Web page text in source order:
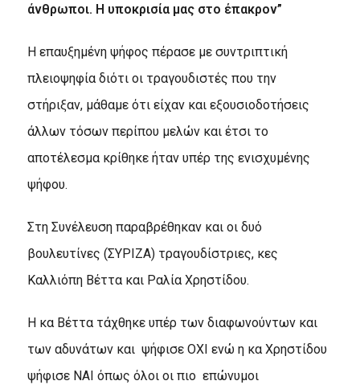
άνθρωποι. Η υποκρισία μας στο έπακρον”
Η επαυξημένη ψήφος πέρασε με συντριπτική
πλειοψηφία διότι οι τραγουδιστές που την
στήριξαν, μάθαμε ότι είχαν και εξουσιοδοτήσεις
άλλων τόσων περίπου μελών και έτσι το
αποτέλεσμα κρίθηκε ήταν υπέρ της ενισχυμένης
ψήφου.
Στη Συνέλευση παραβρέθηκαν και οι δυό
βουλευτίνες (ΣΥΡΙΖΑ) τραγουδίστριες, κες
Καλλιόπη Βέττα και Ραλία Χρηστίδου.
Η κα Βέττα τάχθηκε υπέρ των διαφωνούντων και
των αδυνάτων και ψήφισε ΟΧΙ ενώ η κα Χρηστίδου
ψήφισε ΝΑΙ όπως όλοι οι πιο επώνυμοι